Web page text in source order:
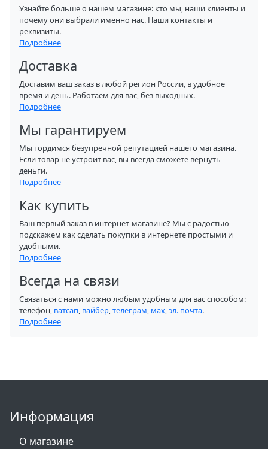
Узнайте больше о нашем магазине: кто мы, наши клиенты и
почему они выбрали именно нас. Наши контакты и
реквизиты.
Подробнее
Доставка
Доставим ваш заказ в любой регион России, в удобное
время и день. Работаем для вас, без выходных.
Подробнее
Мы гарантируем
Мы гордимся безупречной репутацией нашего магазина.
Если товар не устроит вас, вы всегда сможете вернуть
деньги.
Подробнее
Как купить
Ваш первый заказ в интернет-магазине? Мы с радостью
подскажем как сделать покупки в интернете простыми и
удобными.
Подробнее
Всегда на связи
Связаться с нами можно любым удобным для вас способом:
телефон, ватсап, вайбер,телеграм, мах,эл. почта.
Подробнее
Информация
О магазине